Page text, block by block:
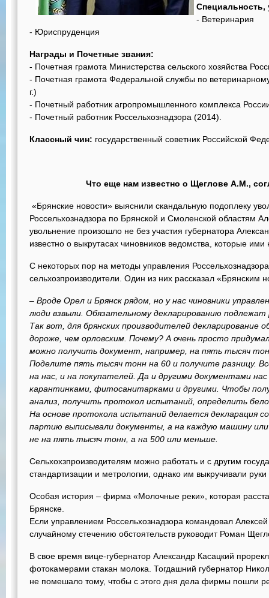
Специальность,
- Ветеринария
- Юриспруденция
Награды и Почетные звания:
- Почетная грамота Министерства сельского хозяйства
- Почетная грамота Федеральной службы по
г.)
- Почетный работник агропромышленного комплекса
- Почетный работник Россельхознадзора (2014).
Классный чин: государственный советник Российской
Что еще нам известно о Щеглове А.М.,
«Брянские новости» выяснили скандальную подоплеку
Россельхознадзора по Брянской и Смоленской областям
увольнение произошло не без участия губернатора
известно о выкрутасах чиновников ведомства, которые
С некоторых пор на методы управления
сельхозпроизводители. Один из них рассказал «Брянским
– Вроде Орел и Брянск рядом, но у нас чиновники
люди взвыли. Обязательному декларированию подлежат
Так вот, для брянских производителей декларирование
дороже, чем орловским. Почему? А очень просто
можно получить документ, например, на пять тысяч
Поделите пять тысяч тонн на 60 и получите разницу.
на нас, и на покупателей. Да и другими документами
карантинками, фитосанитарками и другими. Чтобы
анализ, получить протокол испытаний, определить
На основе протокола испытаний делается декларация
партию выписывали документы, а на каждую машину
не на пять тысяч тонн, а на 500 или меньше.
Сельхохзпроизводителям можно работать и с другим
стандартизации и метрологии, однако им выкручивали
Особая история – фирма «Молочные реки», которая
Брянске.
Если управлением Россельхознадзора командовал
случайному стечению обстоятельств руководит Роман
В свое время вице-губернатор Александр Касацкий
фотокамерами стакан молока. Тогдашний губернатор
не помешало тому, чтобы с этого дня дела фирмы пошли